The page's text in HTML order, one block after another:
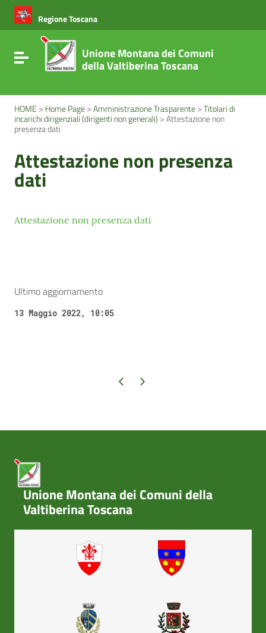
Vai ai contenuti
Vai al menu di navigazione
Vai al footer
Regione Toscana
Attiva / disattiva la navigazione
Unione Montana dei Comuni
della Valtiberina Toscana
HOME > Home Page>Amministrazione Trasparente>Titolari di
incarichi dirigenziali (dirigenti non generali) >Attestazione non
presenza dati
Attestazione non presenza
dati
Attestazione non presenza dati
Ultimo aggiornamento
13 Maggio 2022, 10:05
Pagina precedente
Pagina successiva
Unione Montana dei Comuni della
Valtiberina Toscana